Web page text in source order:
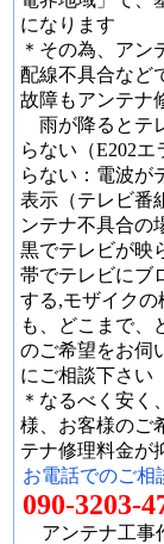
になります
＊その為、アン
配線不具合など
故障もアンテナ
雨が降るとテ
らない（E202
らない：電波が
表示（テレビ番
ンテナ不具合の
黒でテレビが映
帯でテレビにブ
する,モザイク
も、どこまで、
のご希望をお伺
にご相談下さい
＊なるべく安く
様、お客様のご
テナ修理料金が
お電話でのご相
090-3203-
アンテナ工事